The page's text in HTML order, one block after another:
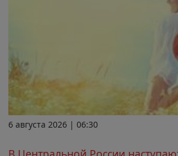
6 августа 2026 | 06:30